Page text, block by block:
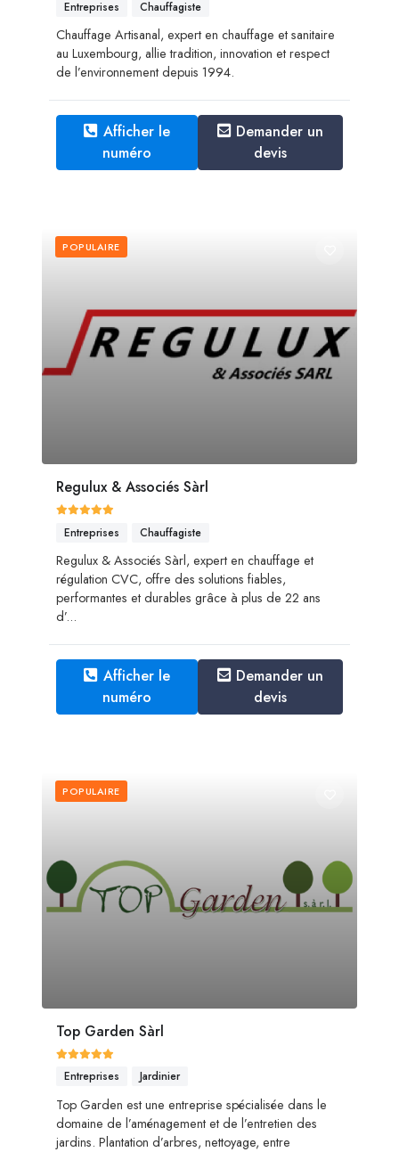
Entreprises Chauffagiste
Chauffage Artisanal, expert en chauffage et sanitaire
au Luxembourg, allie tradition, innovation et respect
de l’environnement depuis 1994.
Afficher le
numéro
Demander un
devis
POPULAIRE
Regulux & Associés Sàrl
Entreprises Chauffagiste
Regulux & Associés Sàrl, expert en chauffage et
régulation CVC, offre des solutions fiables,
performantes et durables grâce à plus de 22 ans
d’...
Afficher le
numéro
Demander un
devis
POPULAIRE
Top Garden Sàrl
Entreprises Jardinier
Top Garden est une entreprise spécialisée dans le
domaine de l’aménagement et de l’entretien des
jardins. ​​​​​​​Plantation d’arbres, nettoyage, entre